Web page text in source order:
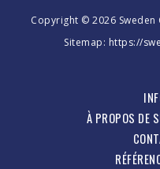
Copyright © 2026
Sitemap: https://
À PROPOS DE